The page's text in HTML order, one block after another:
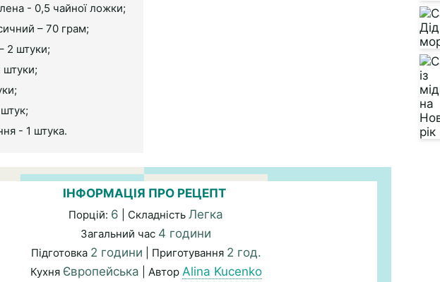
- 0,5 чайної ложки;
– 70 грам;
2 штуки;
штуки;
- 1 штука.
ІНФОРМАЦІЯ ПРО РЕЦЕПТ
Порцій: 6 | Складність Легка
Загальний час 4 години
Підготовка 2 години | Приготування 2 год.
Кухня Європейська | Автор Alina Kucenko